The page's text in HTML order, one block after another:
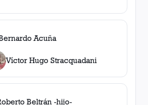
Acuña
Víctor Hugo Stracquadani
Beltrán -hijo-